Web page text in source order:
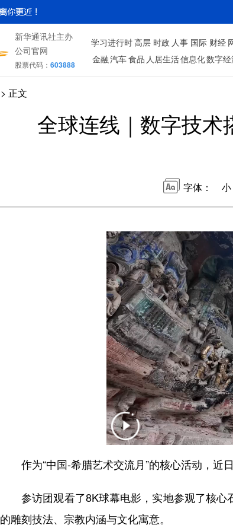
新华通讯社主办
公司官网
股票代码： 603888
学习进行时 高层 时政 人事 国际 财经
金融 汽车 食品 人居生活信息化数字经
> 正文
全球连线｜数字技术
字体： 小
作为“中国-希腊艺术交流月”的核心活动，近日
参访团观看了8K球幕电影，实地参观了核心
的雕刻技法、宗教内涵与文化寓意。